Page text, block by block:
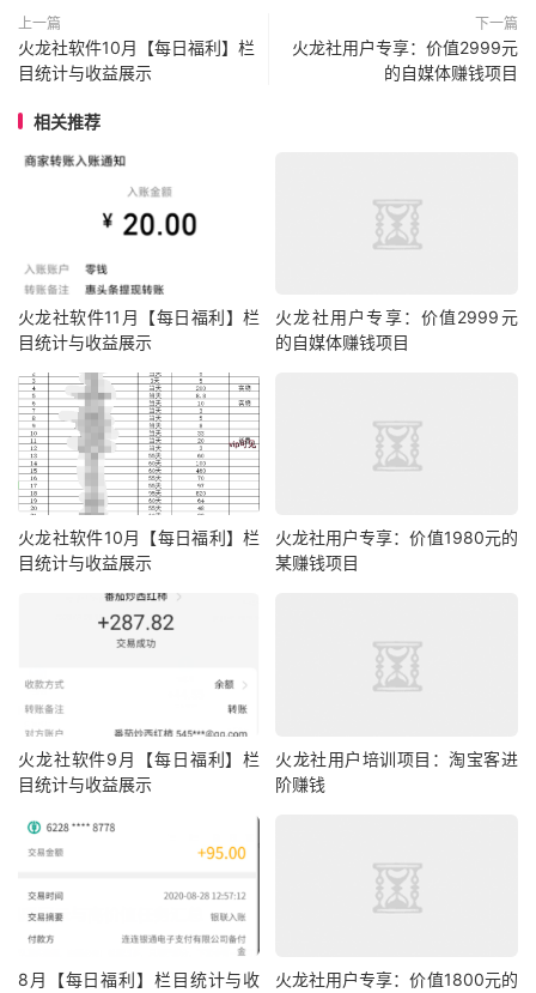
上一篇
火龙社软件10月【每日福利】栏
目统计与收益展示
下一篇
火龙社用户专享：价值2999元
的自媒体赚钱项目
相关推荐
火龙社软件11月【每日福利】栏
目统计与收益展示
火龙社用户专享：价值2999元
的自媒体赚钱项目
火龙社软件10月【每日福利】栏
目统计与收益展示
火龙社用户专享：价值1980元的
某赚钱项目
火龙社软件9月【每日福利】栏
目统计与收益展示
火龙社用户培训项目：淘宝客进
阶赚钱
8月【每日福利】栏目统计与收 火龙社用户专享：价值1800元的